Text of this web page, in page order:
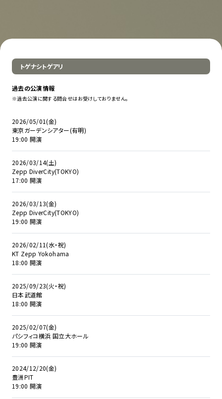
トゲナシトゲアリ
過去の公演情報
※過去公演に関する問合せはお受けしておりません。
2026/05/01(金)
東京ガーデンシアター(有明)
19:00 開演
2026/03/14(土)
Zepp DiverCity(TOKYO)
17:00 開演
2026/03/13(金)
Zepp DiverCity(TOKYO)
19:00 開演
2026/02/11(水・祝)
KT Zepp Yokohama
18:00 開演
2025/09/23(火・祝)
日本武道館
18:00 開演
2025/02/07(金)
パシフィコ横浜 国立大ホール
19:00 開演
2024/12/20(金)
豊洲PIT
19:00 開演